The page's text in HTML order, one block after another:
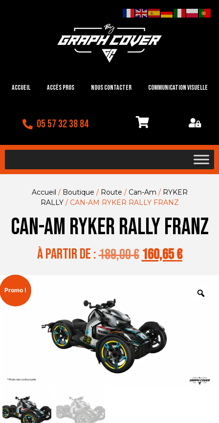
Accueil Accès Pros Nous contacter Communication visuelle
05 57 32 38 84
Accueil / Boutique / Route / Can-Am / RYKER
RALLY/ CAN-AM RYKER RALLY FRANZ
CAN-AM RYKER RALLY FRANZ
à partir de :189,00€ 160,65€
Promo !